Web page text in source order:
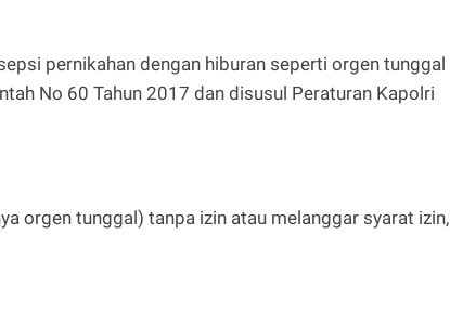
pernikahan dengan hiburan seperti orgen tunggal
No 60 Tahun 2017 dan disusul Peraturan Kapolri
orgen tunggal) tanpa izin atau melanggar syarat izin,